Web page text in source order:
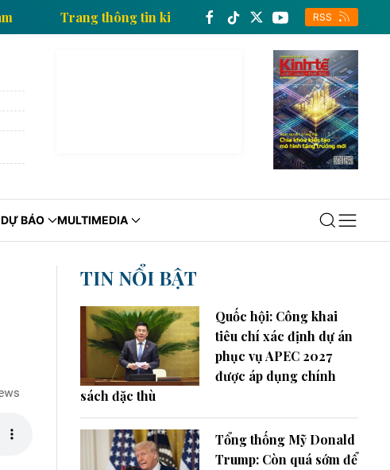
xã Việt Nam Trang thông tin kinh tế của Thông tấn xã
RSS
BÁO MULTIMEDIA
TIN NỔI BẬT
Quốc hội: Công khai
tiêu chí xác định dự án
phục vụ APEC 2027
được áp dụng chính
sách đặc thù
Tổng thống Mỹ Donald
Trump: Còn quá sớm để